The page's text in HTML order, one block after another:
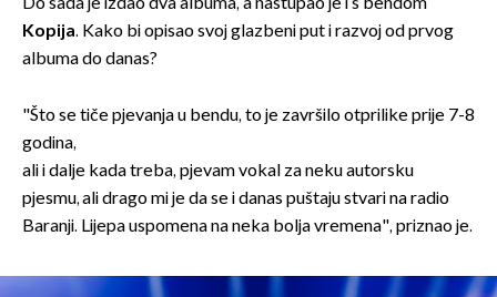
Do sada je izdao dva albuma, a nastupao je i s bendom
Kopija. Kako bi opisao svoj glazbeni put i razvoj od prvog
albuma do danas?
"Što se tiče pjevanja u bendu, to je završilo otprilike prije 7-8
godina,
ali i dalje kada treba, pjevam vokal za neku autorsku
pjesmu, ali drago mi je da se i danas puštaju stvari na radio
Baranji. Lijepa uspomena na neka bolja vremena", priznao je.